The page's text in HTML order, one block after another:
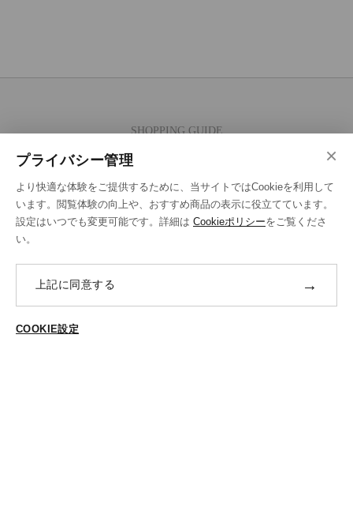
SHOPPING GUIDE
送料・ラッピング·配送方法
×
プライバシー管理
より快適な体験をご提供するために、当サイトではCookieを利用して
います。閲覧体験の向上や、おすすめ商品の表示に役立てています。
設定はいつでも変更可能です。詳細は Cookieポリシーをご覧くださ
い。
上記に同意する →
COOKIE設定